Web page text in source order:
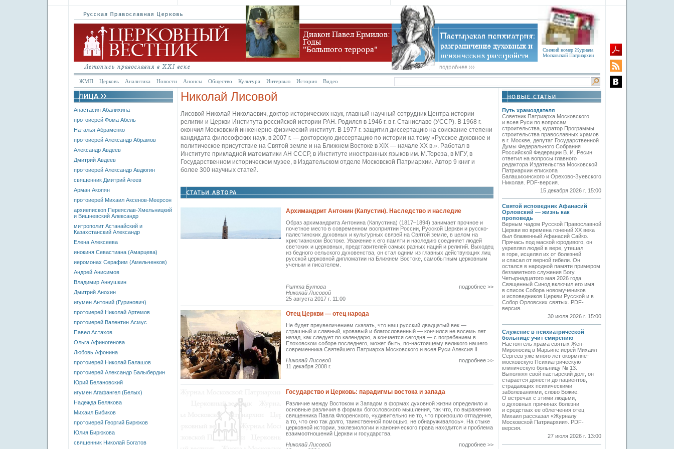
Свежий номер Журнала
Московской Патриархии
ЖМП Церковь Аналитика Новости Анонсы Общество Культура Интервью История Видео
Анастасия Абалихина
протоиерей Фома Абель
Наталья Абраменко
протоиерей Александр Абрамов
Александр Авдеев
Дмитрий Авдеев
протоиерей Александр Авдюгин
священник Дмитрий Агеев
Арман Акопян
протоиерей Михаил Аксенов-Меерсон
архиепископ Переяслав-Хмельницкий
и Вишневский Александр
митрополит Астанайский и
Казахстанский Александр
Елена Алексеева
инокиня Севастиана (Амарцева)
иеромонах Серафим (Амельченков)
Андрей Анисимов
Владимир Аннушкин
Дмитрий Анохин
игумен Антоний (Гуринович)
протоиерей Николай Артемов
протоиерей Валентин Асмус
Павел Астахов
Ольга Афиногенова
Любовь Афонина
протоиерей Николай Балашов
протоиерей Александр Балыбердин
Юрий Белановский
игумен Агафангел (Белых)
Надежда Белякова
Михаил Бибиков
протоиерей Георгий Бирюков
Юлия Бирюкова
священник Николай Богатов
Николай Лисовой
Лисовой Николай Николаевич, доктор исторических наук, главный научный сотрудник Центра истории
религии и Церкви Института российской истории РАН. Родился в 1946 г. в г. Станиславе (УССР). В 1968 г.
окончил Московский инженерно-физический институт. В 1977 г. защитил диссертацию на соискание степени
кандидата философских наук, в 2007 г. — докторскую диссертацию по истории на тему «Русское духовное и
политическое присутствие на Святой земле и на Ближнем Востоке в XIX — начале XX в.». Работал в
Институте прикладной математики АН СССР, в Институте иностранных языков им. М.Тореза, в МГУ, в
Государственном историческом музее, в Издательском отделе Московской Патриархии. Автор 9 книг и
более 300 научных статей.
Архимандрит Антонин (Капустин). Наследство и наследие
Образ архимандрита Антонина (Капустина) (1817–1894) занимает прочное и
почетное место в современном восприятии России, Русской Церкви и русско-
палестинских духовных и культурных связей на Святой земле, в целом на
христианском Востоке. Уважение к его памяти и наследию соединяет людей
светских и церковных, представителей самых разных наций и религий. Выходец
из бедного сельского духовенства, он стал одним из главных действующих лиц
русской церковной дипломатии на Ближнем Востоке, самобытным церковным
ученым и писателем.
Ритта Бутова
Николай Лисовой
25 августа 2017 г. 11:00
подробнее >>
Отец Церкви — отец народа
Не будет преувеличением сказать, что наш русский двадцатый век —
страшный и славный, кровавый и благословенный — кончился не восемь лет
назад, как следует по календарю, а кончается сегодня — с погребением в
Елоховском соборе последнего, может быть, по-настоящему великого нашего
современника Святейшего Патриарха Московского и всея Руси Алексия II.
Николай Лисовой
11 декабря 2008 г.
подробнее >>
Государство и Церковь: парадигмы востока и запада
Различие между Востоком и Западом в формах духовной жизни определило и
основные различия в формах богословского мышления, так что, по выражению
священника Павла Флоренского, «удивительно не то, что произошло отпадение,
а то, что оно так долго, таинственной помощью, не обнаруживалось». На стыке
церковной истории, экклезиологии и канонического права находится и проблема
взаимоотношений Церкви и государства.
Николай Лисовой
подробнее >>
Путь храмоздателя
Советник Патриарха Московского
и всея Руси по вопросам
строительства, куратор Программы
строительства православных храмов
в г. Москве, депутат Государственной
Думы Федерального Собрания
Российской Федерации В. И. Ресин
ответил на вопросы главного
редактора Издательства Московской
Патриархии епископа
Балашихинского и Орехово-Зуевского
Николая. PDF-версия.
15 декабря 2026 г. 15:00
Святой исповедник Афанасий
Орловский — жизнь как
проповедь
Верным чадом Русской Православной
Церкви во времена гонений XX века
был блаженный Афанасий Сайко.
Прячась под маской юродивого, он
укреплял людей в вере, утешал
в горе, исцелял их от болезней
и спасал от верной гибели. Он
остался в народной памяти примером
беззаветного служения Богу.
Четырнадцатого мая 2026 года
Священный Синод включил его имя
в список Собора новомучеников
и исповедников Церкви Русской и в
Собор Орловских святых. PDF-
версия.
30 июля 2026 г. 15:00
Служение в психиатрической
больнице учит смирению
Настоятель храма святых Жен-
Мироносиц в Марьине иерей Михаил
Сергеев уже много лет окормляет
московскую Психиатрическую
клиническую больницу № 13.
Выполняя свой пастырский долг, он
старается донести до пациентов,
страдающих психическими
заболеваниями, слово Божие.
О встречах с этими людьми,
о духовных причинах болезни
и средствах ее облегчения отец
Михаил рассказал «Журналу
Московской Патриархии». PDF-
версия.
27 июля 2026 г. 13:00